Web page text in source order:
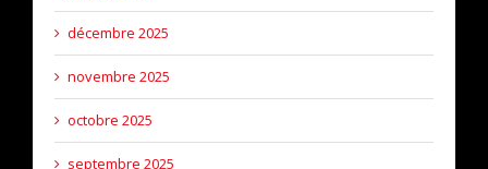
décembre 2025
novembre 2025
octobre 2025
septembre 2025